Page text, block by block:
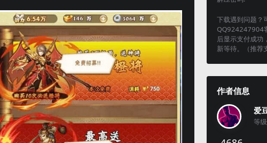
下载遇到问题？
QQ924247904
后显示支付成功
新等待。（推荐
作者信息
爱
等级